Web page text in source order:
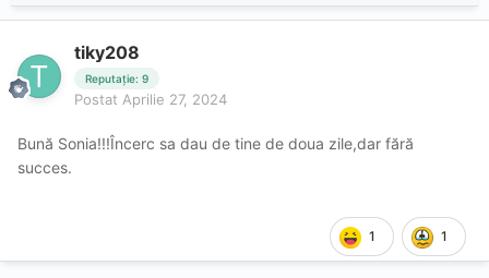
tiky208
Reputație: 9
Postat Aprilie 27, 2024
Bună Sonia!!!Încerc sa dau de tine de doua zile,dar fără
succes.
1 1